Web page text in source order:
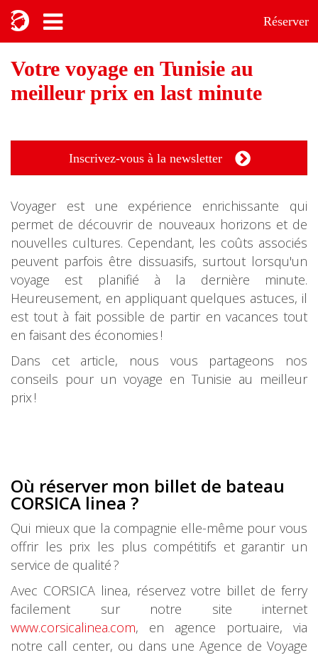
Réserver
Votre voyage en Tunisie au
meilleur prix en last minute
Inscrivez-vous à la newsletter
Voyager est une expérience enrichissante qui
permet de découvrir de nouveaux horizons et de
nouvelles cultures. Cependant, les coûts associés
peuvent parfois être dissuasifs, surtout lorsqu'un
voyage est planifié à la dernière minute.
Heureusement, en appliquant quelques astuces, il
est tout à fait possible de partir en vacances tout
en faisant des économies !
Dans cet article, nous vous partageons nos
conseils pour un voyage en Tunisie au meilleur
prix !
Où réserver mon billet de bateau
CORSICA linea ?
Qui mieux que la compagnie elle-même pour vous
offrir les prix les plus compétitifs et garantir un
service de qualité ?
Avec CORSICA linea, réservez votre billet de ferry
facilement sur notre site internet
www.corsicalinea.com, en agence portuaire, via
notre call center, ou dans une Agence de Voyage